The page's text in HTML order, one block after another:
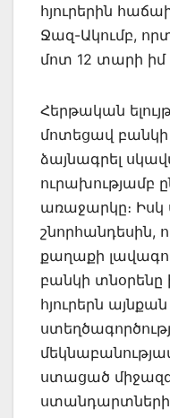
հյուրերին
Ջազ-Ակումբ,
մոտ 12 տարի իմ
Հերթական
մոտեցավ
ձայնագրել
ուրախությամբ
առաջարկը։
շնորհանդեսին,
քաղաքի
բանկի տնօրենը
հյուրերն
ստացած